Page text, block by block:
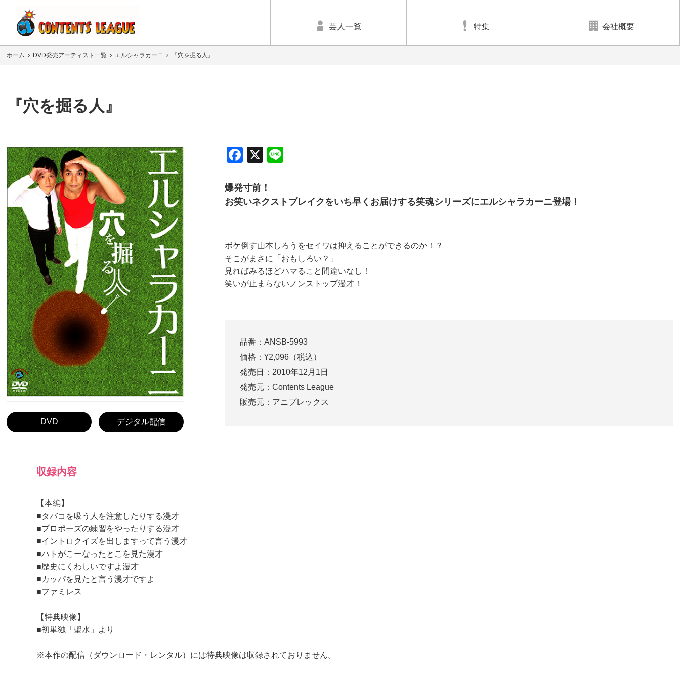
芸人一覧 特集 会社概要
ホーム DVD発売アーティスト一覧 エルシャラカーニ 『穴を掘る人』
『穴を掘る人』
DVD デジタル配信
Facebook
X
爆発寸前！
お笑いネクストブレイクをいち早くお届けする笑魂シリーズにエルシャラカーニ登場！
ボケ倒す山本しろうをセイワは抑えることができるのか！？
そこがまさに「おもしろい？」
見ればみるほどハマること間違いなし！
笑いが止まらないノンストップ漫才！
品番：ANSB-5993
価格：¥2,096（税込）
発売日：2010年12月1日
発売元：Contents League
販売元：アニプレックス
収録内容
【本編】
■タバコを吸う人を注意したりする漫才
■プロポーズの練習をやったりする漫才
■イントロクイズを出しますって言う漫才
■ハトがこーなったとこを見た漫才
■歴史にくわしいですよ漫才
■カッパを見たと言う漫才ですよ
■ファミレス
【特典映像】
■初単独「聖水」より
※本作の配信（ダウンロード・レンタル）には特典映像は収録されておりません。